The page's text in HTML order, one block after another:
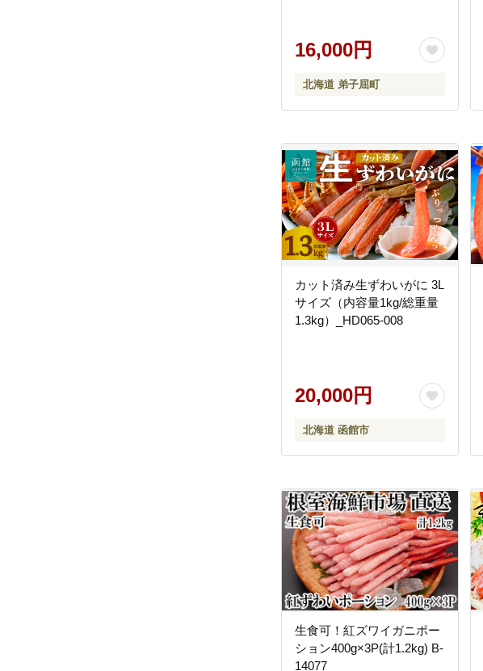
前後 （約20本 前後）3-4
人前
16,000円
北海道 弟子屈町
カット済み生ずわいがに 3L
サイズ（内容量1kg/総重量
1.3kg）_HD065-008
20,000円
北海道 函館市
生食可！紅ズワイガニポー
ション400g×3P(計1.2kg) B-
14077